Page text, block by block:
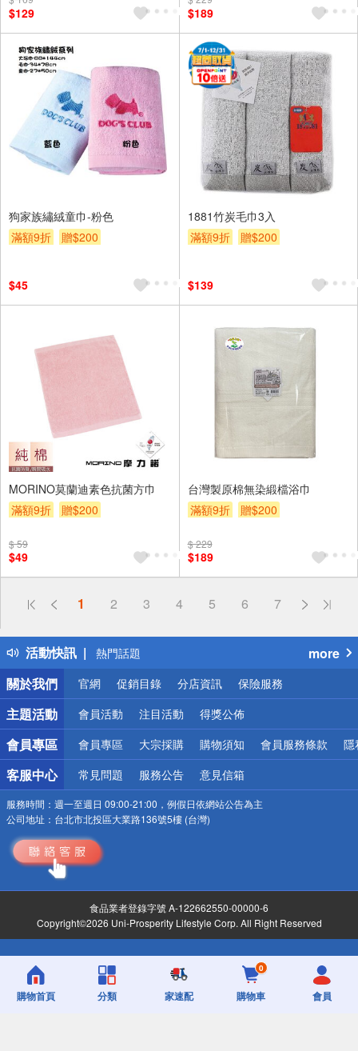
$129 $189
狗家族繡絨童巾-粉色
滿額9折
贈$200
$45
1881竹炭毛巾3入
滿額9折
贈$200
$139
MORINO莫蘭迪素色抗菌方巾
滿額9折
贈$200
$ 59
$49
台灣製原棉無染緞檔浴巾
滿額9折
贈$200
$ 229
$189
1 2 3 4 5 6 7
活動快訊
偏遠地區配送
得獎公告
熱門話題
銀行優惠
偏遠地區配送
詐騙網頁！請小心！
more
關於我們
官網 促銷目錄 分店資訊 保險服務
主題活動 會員活動 注目活動 得獎公佈
會員專區 會員專區 大宗採購 購物須知 會員服務條款 隱
客服中心 常見問題 服務公告 意見信箱
服務時間： 週一至週日 09:00-21:00，例假日依網站公告為主
公司地址： 台北市北投區大業路136號5樓 (台灣)
食品業者登錄字號 A-122662550-00000-6
Copyright©2026 Uni-Prosperity Lifestyle Corp. All Right Reserved
購物首頁 分類 家速配
0
購物車 會員